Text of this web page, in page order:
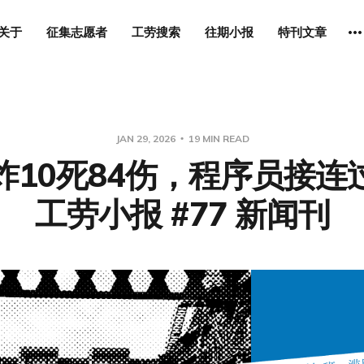
于 征集志愿者 工劳搜索 往期小报 特刊文章
JAN 29, 2026 19 MIN READ
10死84伤，程序员接连
工劳小报 #77 新闻刊